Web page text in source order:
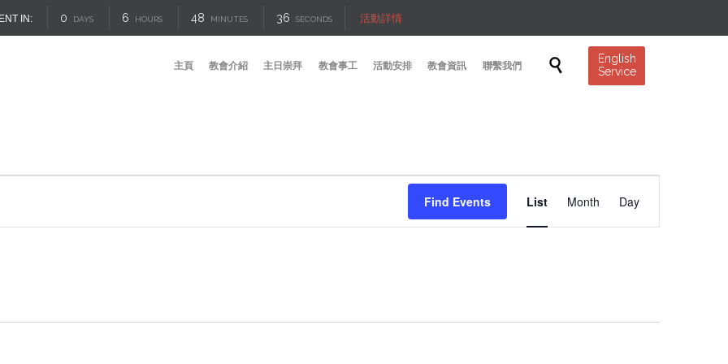
IN: 0 DAYS 6 HOURS 48 MINUTES 35 SECONDS 活動詳情
Skip
主頁 教會介紹 主日崇拜 教會事工 活動安排 教會資訊 聯繫我們 
English
Service
Find Events
Views
Navigation
List Month Day